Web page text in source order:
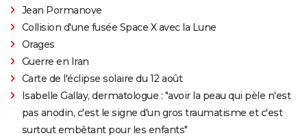
Jean Pormanove
Collision d'une fusée Space X avec la Lune
Orages
Guerre en Iran
Carte de l'éclipse solaire du 12 août
Isabelle Gallay, dermatologue : "avoir la peau qui pèle n'est
pas anodin, c'est le signe d'un gros traumatisme et c'est
surtout embêtant pour les enfants"